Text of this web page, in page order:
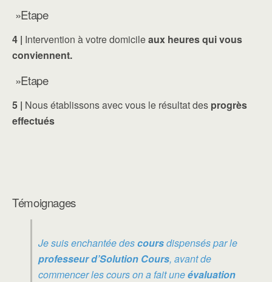
»Etape
4 | Intervention à votre domicileaux heures qui vous
conviennent.
»Etape
5 | Nous établissons avec vous le résultat des progrès
effectués
Témoignages
Je suis enchantée descoursdispensés par le
professeur d’Solution Cours, avant de
commencer les cours on a fait uneévaluation